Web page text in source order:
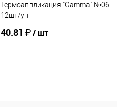
Термоаппликация "Gamma" №06
12шт/уп
40.81 ₽/ шт
В избранное